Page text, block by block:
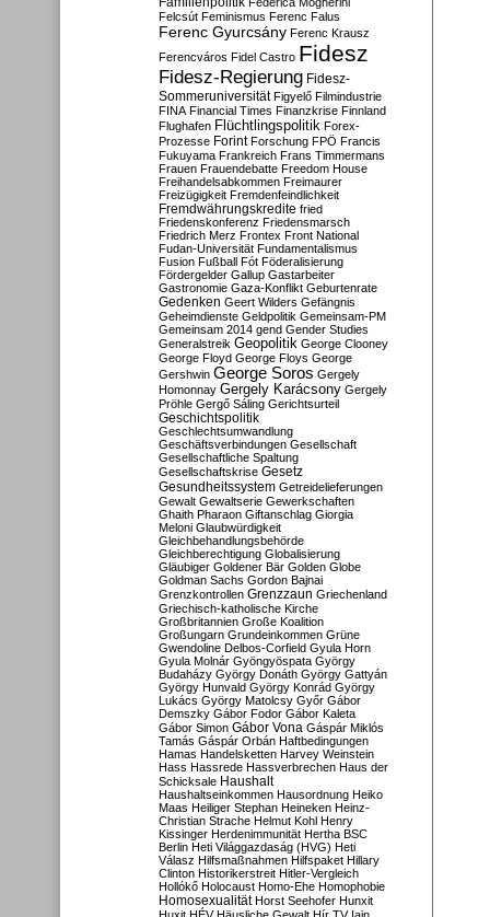
Felcsút Feminismus Ferenc Falus
Ferenc Gyurcsány Ferenc Krausz
Ferencváros Fidel Castro Fidesz
Fidesz-Regierung Fidesz-
Sommeruniversität Figyelő Filmindustrie
FINA Financial Times Finanzkrise Finnland
Flughafen Flüchtlingspolitik Forex-
Prozesse Forint Forschung FPÖ Francis
Fukuyama Frankreich Frans Timmermans
Frauen Frauendebatte Freedom House
Freihandelsabkommen Freimaurer
Freizügigkeit Fremdenfeindlichkeit
Fremdwährungskredite fried
Friedenskonferenz Friedensmarsch
Friedrich Merz Frontex Front National
Fudan-Universität Fundamentalismus
Fusion Fußball Fót Föderalisierung
Fördergelder Gallup Gastarbeiter
Gastronomie Gaza-Konflikt Geburtenrate
Gedenken Geert Wilders Gefängnis
Geheimdienste Geldpolitik Gemeinsam-PM
Gemeinsam 2014 gend Gender Studies
Generalstreik Geopolitik George Clooney
George Floyd George Floys George
Gershwin George Soros Gergely
Homonnay Gergely Karácsony Gergely
Pröhle Gergő Sáling Gerichtsurteil
Geschichtspolitik
Geschlechtsumwandlung
Geschäftsverbindungen Gesellschaft
Gesellschaftliche Spaltung
Gesellschaftskrise Gesetz
Gesundheitssystem Getreidelieferungen
Gewalt Gewaltserie Gewerkschaften
Ghaith Pharaon Giftanschlag Giorgia
Meloni Glaubwürdigkeit
Gleichbehandlungsbehörde
Gleichberechtigung Globalisierung
Gläubiger Goldener Bär Golden Globe
Goldman Sachs Gordon Bajnai
Grenzkontrollen Grenzzaun Griechenland
Griechisch-katholische Kirche
Großbritannien Große Koalition
Großungarn Grundeinkommen Grüne
Gwendoline Delbos-Corfield Gyula Horn
Gyula Molnár Gyöngyöspata György
Budaházy György Donáth György Gattyán
György Hunvald György Konrád György
Lukács György Matolcsy Győr Gábor
Demszky Gábor Fodor Gábor Kaleta
Gábor Simon Gábor Vona Gáspár Miklós
Tamás Gáspár Orbán Haftbedingungen
Hamas Handelsketten Harvey Weinstein
Hass Hassrede Hassverbrechen Haus der
Schicksale Haushalt
Haushaltseinkommen Hausordnung Heiko
Maas Heiliger Stephan Heineken Heinz-
Christian Strache Helmut Kohl Henry
Kissinger Herdenimmunität Hertha BSC
Berlin Heti Világgazdaság (HVG) Heti
Válasz Hilfsmaßnahmen Hilfspaket Hillary
Clinton Historikerstreit Hitler-Vergleich
Hollókő Holocaust Homo-Ehe Homophobie
Homosexualität Horst Seehofer Hunxit